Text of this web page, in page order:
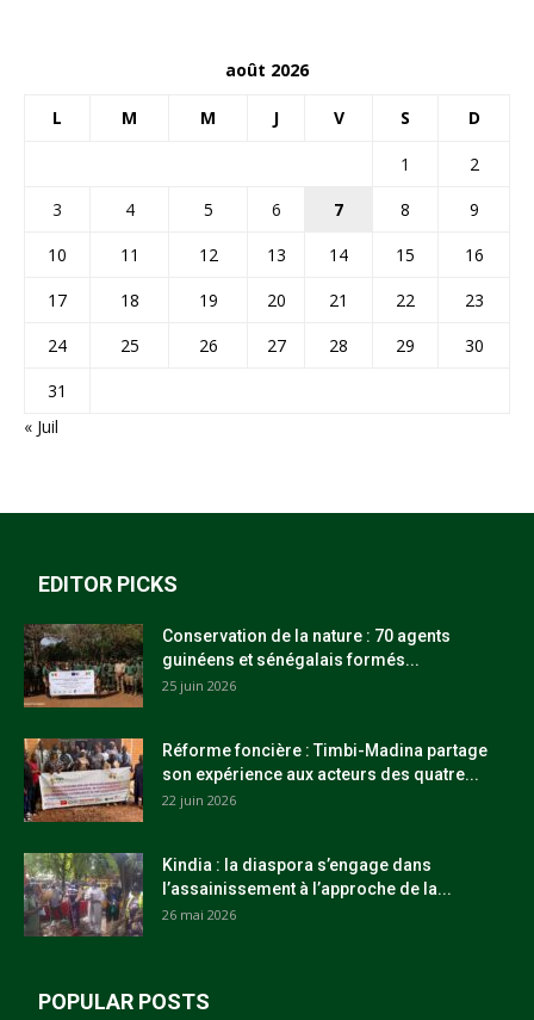
août 2026
L M M J V S D
1
2
3
4 5 6 7 8
9
10
11 12 13 14 15
16
17
18 19 20 21 22
23
24
25 26 27 28 29
30
31
« Juil
EDITOR PICKS
Conservation de la nature : 70 agents
guinéens et sénégalais formés...
25 juin 2026
Réforme foncière : Timbi-Madina partage
son expérience aux acteurs des quatre...
22 juin 2026
Kindia : la diaspora s’engage dans
l’assainissement à l’approche de la...
26 mai 2026
POPULAR POSTS